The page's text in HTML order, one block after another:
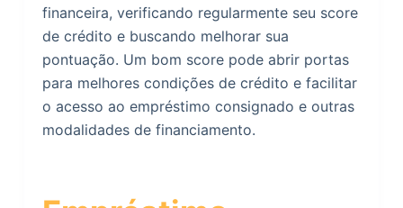
financeira, verificando regularmente seu score
de crédito e buscando melhorar sua
pontuação. Um bom score pode abrir portas
para melhores condições de crédito e facilitar
o acesso ao empréstimo consignado e outras
modalidades de financiamento.